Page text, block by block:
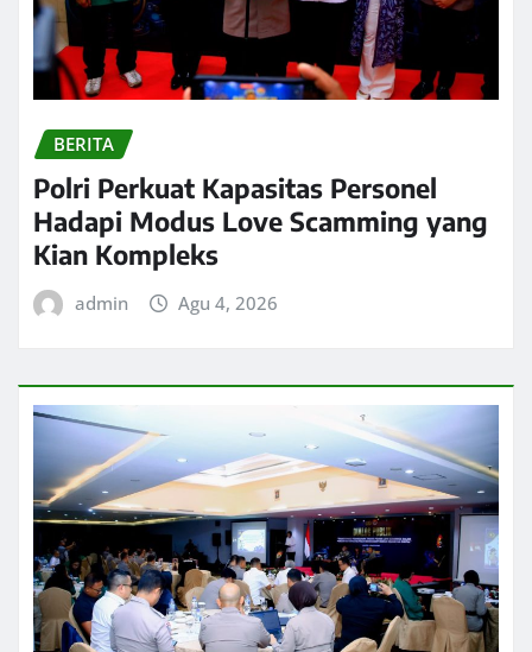
BERITA
Polri Perkuat Kapasitas Personel
Hadapi Modus Love Scamming yang
Kian Kompleks
admin Agu 4, 2026